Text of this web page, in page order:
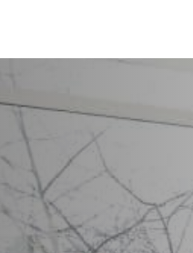
顾问及学术顾问组成的团
数十年的综合经验，我们